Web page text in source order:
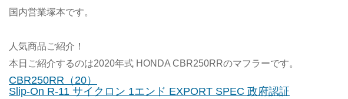
国内営業塚本です。
人気商品ご紹介！
本日ご紹介するのは2020年式 HONDA CBR250RRのマフラーです。
CBR250RR（20）
Slip-On R-11 サイクロン 1エンド EXPORT SPEC 政府認証